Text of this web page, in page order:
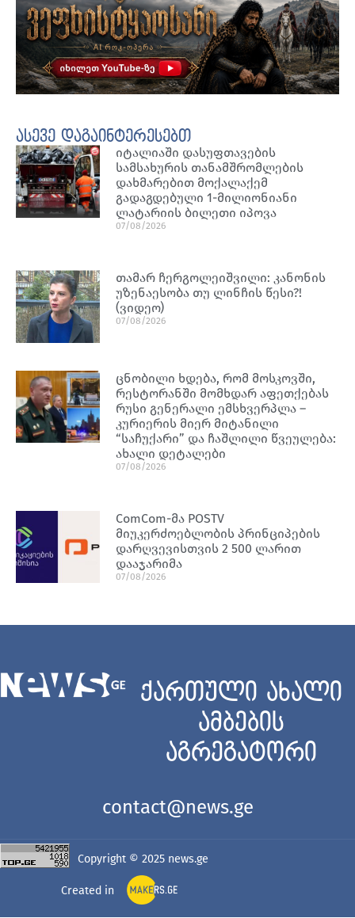
ასევე დაგაინტერესებთ
იტალიაში დასუფთავების
სამსახურის თანამშრომლების
დახმარებით მოქალაქემ
გადაგდებული 1-მილიონიანი
ლატარიის ბილეთი იპოვა
07/08/2026
თამარ ჩერგოლეიშვილი: კანონის
უზენაესობა თუ ლინჩის წესი?!
(ვიდეო)
07/08/2026
ცნობილი ხდება, რომ მოსკოვში,
რესტორანში მომხდარ აფეთქებას
რუსი გენერალი ემსხვერპლა –
კურიერის მიერ მიტანილი
“საჩუქარი” და ჩაშლილი წვეულება:
ახალი დეტალები
07/08/2026
ComCom-მა POSTV
მიუკერძოებლობის პრინციპების
დარღვევისთვის 2 500 ლარით
დააჯარიმა
07/08/2026
ქართული ახალი
ამბების
აგრეგატორი
contact@news.ge
Copyright © 2025 news.ge
Created in